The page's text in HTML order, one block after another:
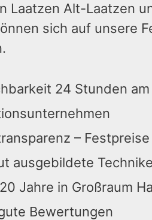
Laatzen Alt-Laatzen
sich auf unsere
24 Stunden am
– Festpreise
ausgebildete
Jahre in Großraum
Bewertungen